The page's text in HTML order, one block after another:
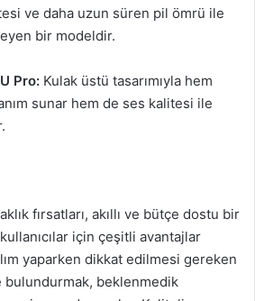
ve daha uzun süren pil ömrü ile
bir modeldir.
Pro: Kulak üstü tasarımıyla hem
sunar hem de ses kalitesi ile
fırsatları, akıllı ve bütçe dostu bir
için çeşitli avantajlar
yaparken dikkat edilmesi gereken
bulundurmak, beklenmedik